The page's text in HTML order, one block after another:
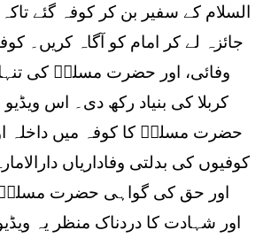
السلام کے سفیر بن کر کوفہ گئے
جائزہ لے کر امام کو آگاہ کریں۔
وفائی، اور حضرت مسلمؑ کی
کربلا کی بنیاد رکھ دی۔ اس
حضرت مسلمؑ کا کوفہ میں داخلہ
کوفیوں کی بدلتی وفاداریاں
اور حق کی گواہی حضرت مسلمؑ
اور شہادت کا دردناک منظر یہ